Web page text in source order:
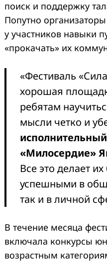
поиск и поддержку
Попутно
у участников навыки
«прокачать» их
«Фестиваль
хорошая
ребятам
мысли четко и
«Милосердие»
Все это делает
успешными в
так и в личной
В течение месяца
включала конкурсы
возрастным